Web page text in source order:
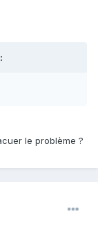
le problème ?